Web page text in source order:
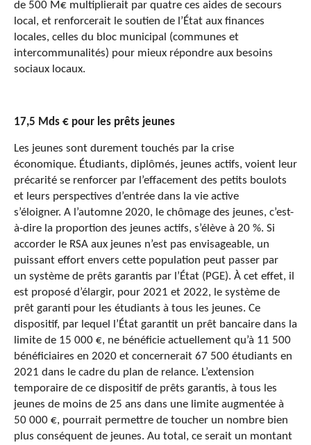
de 500 M€ multiplierait par quatre ces aides de secours
local, et renforcerait le soutien de l’État aux finances
locales, celles du bloc municipal (communes et
intercommunalités) pour mieux répondre aux besoins
sociaux locaux.
17,5 Mds € pour les prêts jeunes
Les jeunes sont durement touchés par la crise
économique. Étudiants, diplômés, jeunes actifs, voient leur
précarité se renforcer par l’effacement des petits boulots
et leurs perspectives d’entrée dans la vie active
s’éloigner. A l’automne 2020, le chômage des jeunes, c’est-
à-dire la proportion des jeunes actifs, s’élève à 20 %. Si
accorder le RSA aux jeunes n’est pas envisageable, un
puissant effort envers cette population peut passer par
un système de prêts garantis par l’État (PGE). À cet effet, il
est proposé d’élargir, pour 2021 et 2022, le système de
prêt garanti pour les étudiants à tous les jeunes. Ce
dispositif, par lequel l’État garantit un prêt bancaire dans la
limite de 15 000 €, ne bénéficie actuellement qu’à 11 500
bénéficiaires en 2020 et concernerait 67 500 étudiants en
2021 dans le cadre du plan de relance. L’extension
temporaire de ce dispositif de prêts garantis, à tous les
jeunes de moins de 25 ans dans une limite augmentée à
50 000 €, pourrait permettre de toucher un nombre bien
plus conséquent de jeunes. Au total, ce serait un montant